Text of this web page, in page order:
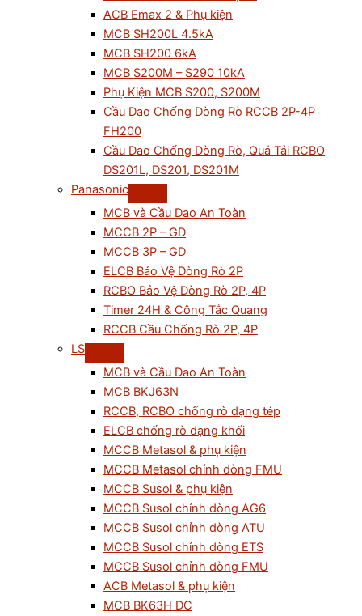
ACB Emax 2 & Phụ kiện
MCB SH200L 4.5kA
MCB SH200 6kA
MCB S200M – S290 10kA
Phụ Kiện MCB S200, S200M
Cầu Dao Chống Dòng Rò RCCB 2P-4P
FH200
Cầu Dao Chống Dòng Rò, Quá Tải RCBO
DS201L, DS201, DS201M
Panasonic
MCB và Cầu Dao An Toàn
MCCB 2P – GD
MCCB 3P – GD
ELCB Bảo Vệ Dòng Rò 2P
RCBO Bảo Vệ Dòng Rò 2P, 4P
Timer 24H & Công Tắc Quang
RCCB Cầu Chống Rò 2P, 4P
LS
MCB và Cầu Dao An Toàn
MCB BKJ63N
RCCB, RCBO chống rò dạng tép
ELCB chống rò dạng khối
MCCB Metasol & phụ kiện
MCCB Metasol chỉnh dòng FMU
MCCB Susol & phụ kiện
MCCB Susol chỉnh dòng AG6
MCCB Susol chỉnh dòng ATU
MCCB Susol chỉnh dòng ETS
MCCB Susol chỉnh dòng FMU
ACB Metasol & phụ kiện
MCB BK63H DC